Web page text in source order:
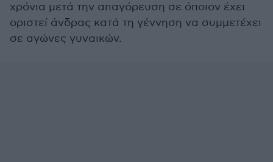
χρόνια μετά την απαγόρευση σε όποιον έχει
οριστεί άνδρας κατά τη γέννηση να συμμετέχει
σε αγώνες γυναικών.